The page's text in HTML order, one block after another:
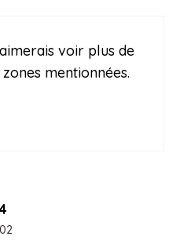
voir plus de
mentionnées.